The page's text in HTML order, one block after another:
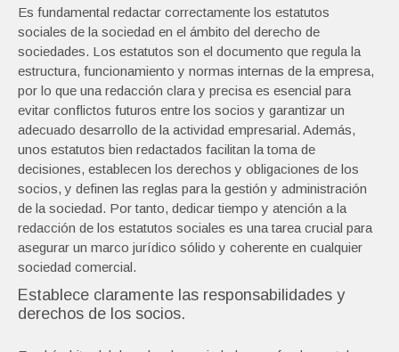
Es fundamental redactar correctamente los estatutos
sociales de la sociedad en el ámbito del derecho de
sociedades. Los estatutos son el documento que regula la
estructura, funcionamiento y normas internas de la empresa,
por lo que una redacción clara y precisa es esencial para
evitar conflictos futuros entre los socios y garantizar un
adecuado desarrollo de la actividad empresarial. Además,
unos estatutos bien redactados facilitan la toma de
decisiones, establecen los derechos y obligaciones de los
socios, y definen las reglas para la gestión y administración
de la sociedad. Por tanto, dedicar tiempo y atención a la
redacción de los estatutos sociales es una tarea crucial para
asegurar un marco jurídico sólido y coherente en cualquier
sociedad comercial.
Establece claramente las responsabilidades y
derechos de los socios.